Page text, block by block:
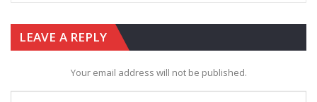
LEAVE A REPLY
Your email address will not be published.